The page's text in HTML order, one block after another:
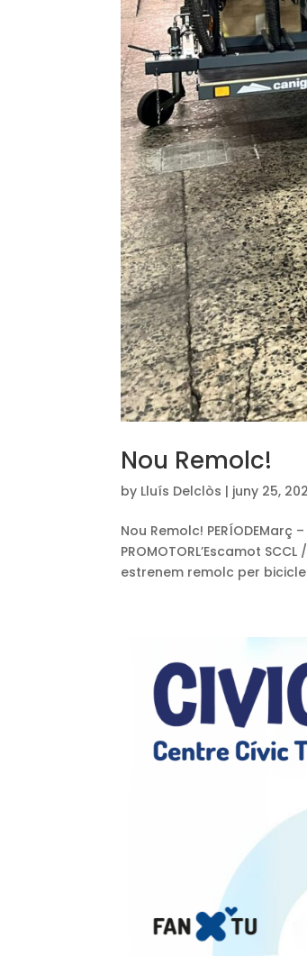
Nou Remolc!
by Lluís Delclòs | juny 25,
Nou Remolc!
PROMOTORL’Escamot
estrenem remolc per